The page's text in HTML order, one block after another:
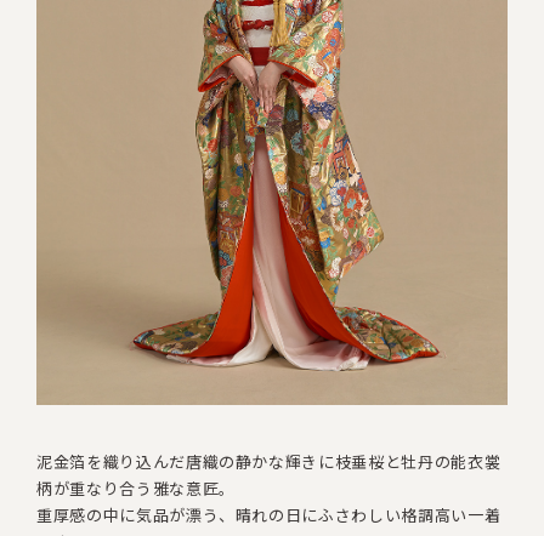
泥金箔を織り込んだ唐織の静かな輝きに枝垂桜と牡丹の能衣裳
柄が重なり合う雅な意匠。
重厚感の中に気品が漂う、晴れの日にふさわしい格調高い一着